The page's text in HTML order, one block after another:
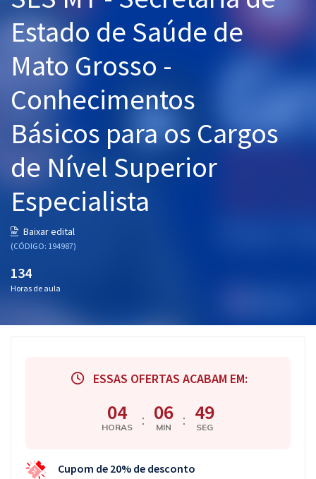
Graduação
Mentorias
Questões grátis
Conteúdo gratuito
Blog
Aprovados
Atendimento
Estado de Saúde de
Mato Grosso -
Conhecimentos
Básicos para os Cargos
de Nível Superior
Especialista
Baixar edital
(CÓDIGO: 194987)
134
Horas de aula
ESSAS OFERTAS ACABAM EM:
04
HORAS : 06
MIN : 48
SEG
Cupom de 20% de desconto